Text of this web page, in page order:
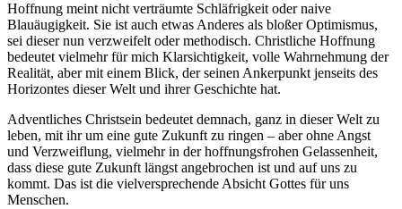
Hoffnung meint nicht verträumte Schläfrigkeit oder naive
Blauäugigkeit. Sie ist auch etwas Anderes als bloßer Optimismus,
sei dieser nun verzweifelt oder methodisch. Christliche Hoffnung
bedeutet vielmehr für mich Klarsichtigkeit, volle Wahrnehmung der
Realität, aber mit einem Blick, der seinen Ankerpunkt jenseits des
Horizontes dieser Welt und ihrer Geschichte hat.
Adventliches Christsein bedeutet demnach, ganz in dieser Welt zu
leben, mit ihr um eine gute Zukunft zu ringen – aber ohne Angst
und Verzweiflung, vielmehr in der hoffnungsfrohen Gelassenheit,
dass diese gute Zukunft längst angebrochen ist und auf uns zu
kommt. Das ist die vielversprechende Absicht Gottes für uns
Menschen.